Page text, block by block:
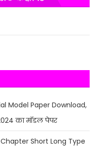
Model Paper Download,
2024 का मॉडल पेपर
Short Long Type